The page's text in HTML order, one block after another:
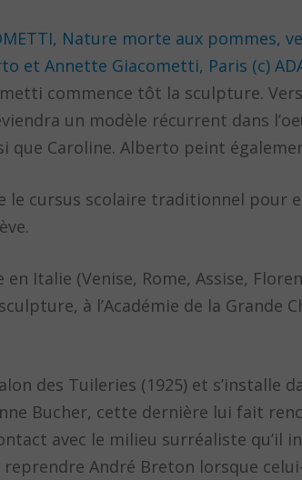
commence tôt la sculpture.
un modèle récurrent dans
que Caroline. Alberto peint
le cursus scolaire traditionnel pour
en Italie (Venise, Rome, Assise,
à l’Académie de la Grande
des Tuileries (1925) et s’installe
Bucher, cette dernière lui fait
avec le milieu surréaliste qu’il
reprendre André Breton lorsque